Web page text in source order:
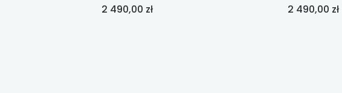
Cena
2 490,00 zł
Cena
2 490,00 zł